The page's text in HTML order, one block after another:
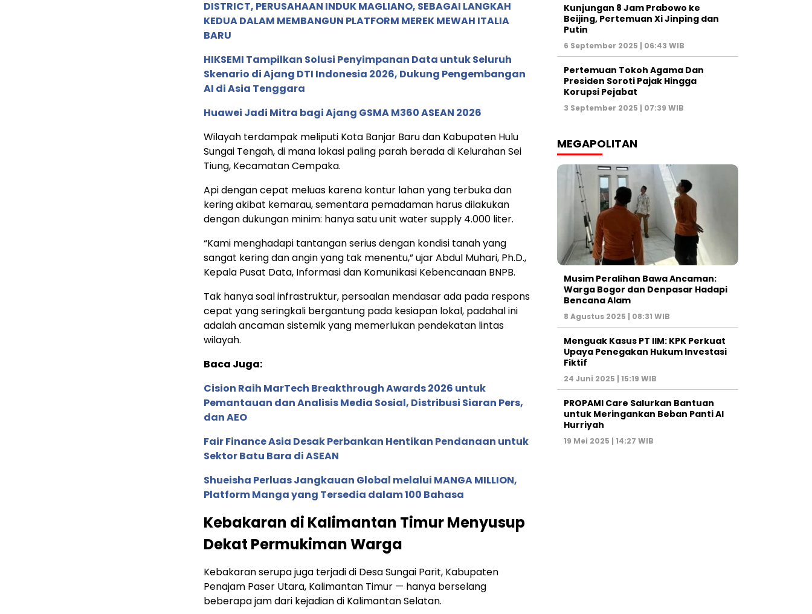
DISTRICT, PERUSAHAAN INDUK MAGLIANO, SEBAGAI LANGKAH
KEDUA DALAM MEMBANGUN PLATFORM MEREK MEWAH ITALIA
BARU
HIKSEMI Tampilkan Solusi Penyimpanan Data untuk Seluruh
Skenario di Ajang DTI Indonesia 2026, Dukung Pengembangan
AI di Asia Tenggara
Huawei Jadi Mitra bagi Ajang GSMA M360 ASEAN 2026
Wilayah terdampak meliputi Kota Banjar Baru dan Kabupaten Hulu
Sungai Tengah, di mana lokasi paling parah berada di Kelurahan Sei
Tiung, Kecamatan Cempaka.
Api dengan cepat meluas karena kontur lahan yang terbuka dan
kering akibat kemarau, sementara pemadaman harus dilakukan
dengan dukungan minim: hanya satu unit water supply 4.000 liter.
“Kami menghadapi tantangan serius dengan kondisi tanah yang
sangat kering dan angin yang tak menentu,” ujar Abdul Muhari, Ph.D.,
Kepala Pusat Data, Informasi dan Komunikasi Kebencanaan BNPB.
Tak hanya soal infrastruktur, persoalan mendasar ada pada respons
cepat yang seringkali bergantung pada kesiapan lokal, padahal ini
adalah ancaman sistemik yang memerlukan pendekatan lintas
wilayah.
Baca Juga:
Cision Raih MarTech Breakthrough Awards 2026 untuk
Pemantauan dan Analisis Media Sosial, Distribusi Siaran Pers,
dan AEO
Fair Finance Asia Desak Perbankan Hentikan Pendanaan untuk
Sektor Batu Bara di ASEAN
Shueisha Perluas Jangkauan Global melalui MANGA MILLION,
Platform Manga yang Tersedia dalam 100 Bahasa
Kebakaran di Kalimantan Timur Menyusup
Dekat Permukiman Warga
Kebakaran serupa juga terjadi di Desa Sungai Parit, Kabupaten
Penajam Paser Utara, Kalimantan Timur — hanya berselang
beberapa jam dari kejadian di Kalimantan Selatan.
Kunjungan 8 Jam Prabowo ke
Beijing, Pertemuan Xi Jinping dan
Putin
6 September 2025 | 06:43 WIB
Pertemuan Tokoh Agama Dan
Presiden Soroti Pajak Hingga
Korupsi Pejabat
3 September 2025 | 07:39 WIB
MEGAPOLITAN
Musim Peralihan Bawa Ancaman:
Warga Bogor dan Denpasar Hadapi
Bencana Alam
8 Agustus 2025 | 08:31 WIB
Menguak Kasus PT IIM: KPK Perkuat
Upaya Penegakan Hukum Investasi
Fiktif
24 Juni 2025 | 15:19 WIB
PROPAMI Care Salurkan Bantuan
untuk Meringankan Beban Panti Al
Hurriyah
19 Mei 2025 | 14:27 WIB